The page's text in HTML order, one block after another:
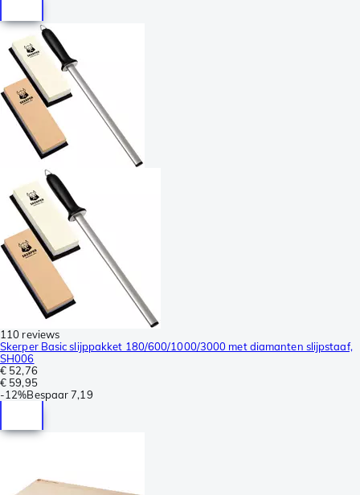
110 reviews
Skerper Basic slijppakket 180/600/1000/3000 met diamanten slijpstaaf,
SH006
€ 52,76
€ 59,95
-12%Bespaar 7,19